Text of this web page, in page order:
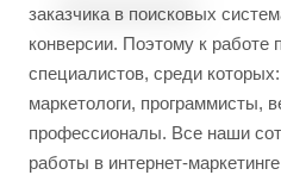
заказчика в поисковых
конверсии. Поэтому к работе
специалистов, среди
маркетологи, программисты,
профессионалы. Все наши
работы в интернет-